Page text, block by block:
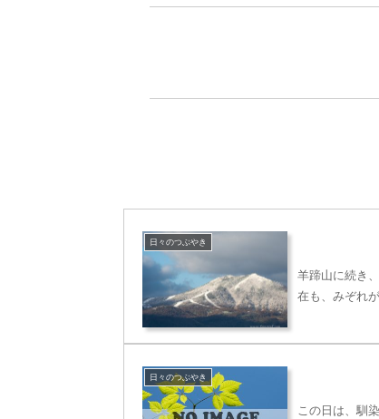
日々のつぶやき
羊蹄山に続き
在も、みぞれ
日々のつぶやき
この日は、馴